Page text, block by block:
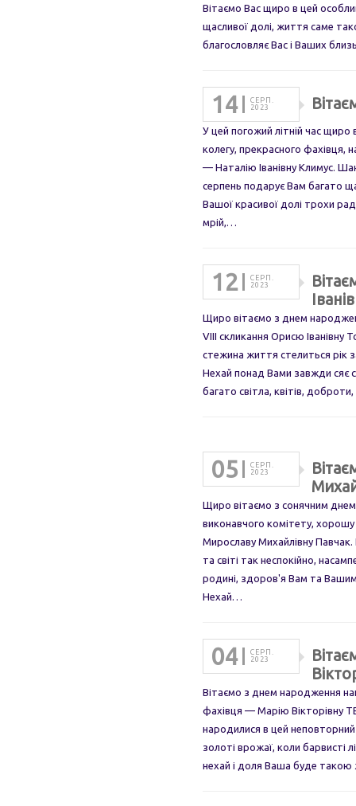
Вітаємо Вас щиро в цей
щасливої долі, життя саме
благословляє Вас і Ваших
14
СЕРП.
2023
У цей погожий літній час
колегу, прекрасного фахівця,
— Наталію Іванівну Климус.
серпень подарує Вам багато
Вашої красивої долі трохи
мрій,…
12
СЕРП.
2023
Щиро вітаємо з днем
VIII скликання Орисю Іванівну
стежина життя стелиться рік
Нехай понад Вами завжди сяє
багато світла, квітів,
05
СЕРП.
2023
Щиро вітаємо з сонячним
виконавчого комітету,
Мирославу Михайлівну
та світі так неспокійно,
родині, здоров'я Вам та Вашим
Нехай…
04
СЕРП.
2023
Вітаємо з днем народження
фахівця — Марію Вікторівну
народилися в цей
золоті врожаї, коли барвисті
нехай і доля Ваша буде